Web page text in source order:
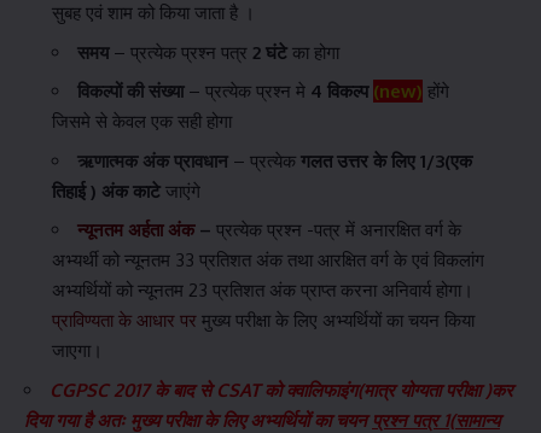
सुबह एवं शाम को किया जाता है ।
समय– प्रत्येक प्रश्न पत्र 2 घंटेका होगा
विकल्पों की संख्या– प्रत्येक प्रश्न मे 4 विकल्प (new) होंगे
जिसमे से केवल एक सही होगा
ऋणात्मक अंक प्रावधान– प्रत्येकगलत उत्तर के लिए 1/3(एक
तिहाई ) अंक काटे जाएंगे
न्यूनतम अर्हता अंक– प्रत्येक प्रश्न -पत्र में अनारक्षित वर्ग के
अभ्यर्थी को न्यूनतम 33 प्रतिशत अंक तथा आरक्षित वर्ग के एवं विकलांग
अभ्यर्थियों को न्यूनतम 23 प्रतिशत अंक प्राप्त करना अनिवार्य होगा।
प्राविण्यता के आधार परमुख्य परीक्षा के लिए अभ्यर्थियों का चयन किया
जाएगा।
CGPSC 2017 के बाद से CSAT को क्वालिफाइंग(मात्र योग्यता परीक्षा )कर
दिया गया है अतः मुख्य परीक्षा के लिए अभ्यर्थियों का चयनप्रश्न पत्र 1(सामान्य